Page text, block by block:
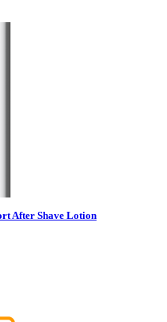
After Shave Lotion